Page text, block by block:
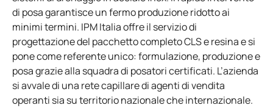
di posa garantisce un fermo produzione ridotto ai
minimi termini. IPM Italia offre il servizio di
progettazione del pacchetto completo CLS e resina e si
pone come referente unico: formulazione, produzione e
posa grazie alla squadra di posatori certificati. L’azienda
si avvale di una rete capillare di agenti di vendita
operanti sia su territorio nazionale che internazionale.